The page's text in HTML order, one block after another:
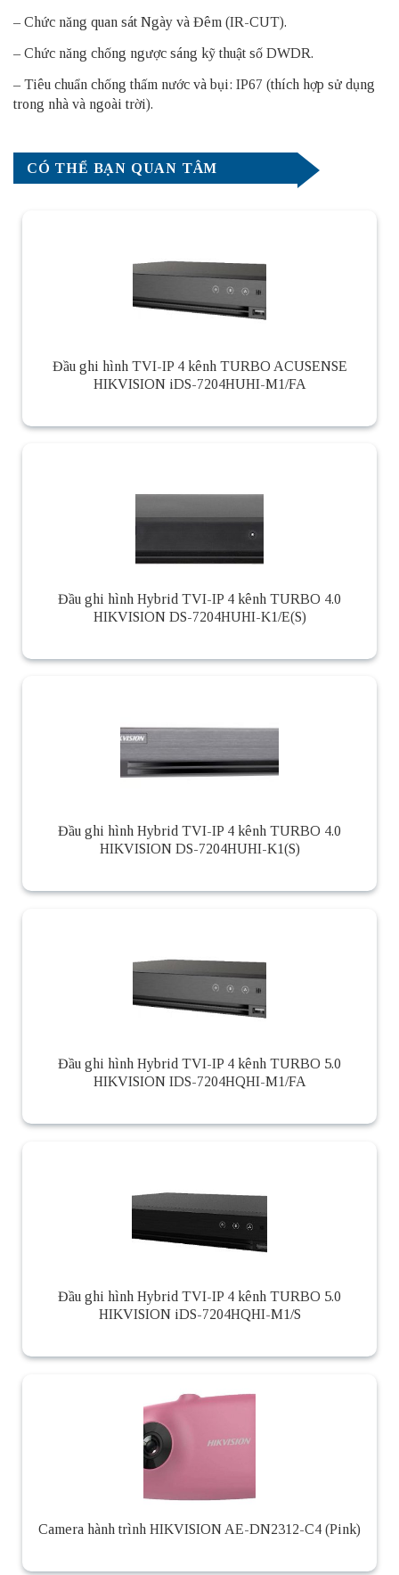
– Chức năng quan sát Ngày và Đêm (IR-CUT).
– Chức năng chống ngược sáng kỹ thuật số DWDR.
– Tiêu chuẩn chống thấm nước và bụi: IP67 (thích hợp sử dụng
trong nhà và ngoài trời).
CÓ THỂ BẠN QUAN TÂM
Đầu ghi hình TVI-IP 4 kênh TURBO ACUSENSE
HIKVISION iDS-7204HUHI-M1/FA
Đầu ghi hình Hybrid TVI-IP 4 kênh TURBO 4.0
HIKVISION DS-7204HUHI-K1/E(S)
Đầu ghi hình Hybrid TVI-IP 4 kênh TURBO 4.0
HIKVISION DS-7204HUHI-K1(S)
Đầu ghi hình Hybrid TVI-IP 4 kênh TURBO 5.0
HIKVISION IDS-7204HQHI-M1/FA
Đầu ghi hình Hybrid TVI-IP 4 kênh TURBO 5.0
HIKVISION iDS-7204HQHI-M1/S
Camera hành trình HIKVISION AE-DN2312-C4 (Pink)